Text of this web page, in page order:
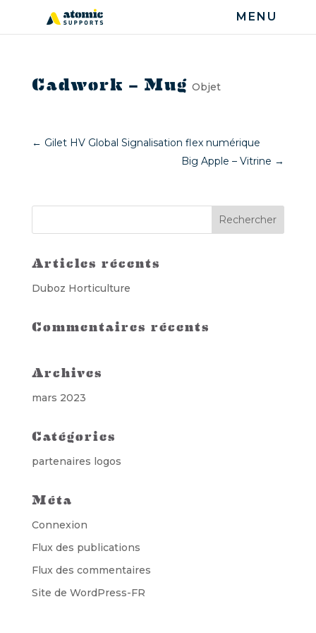
Cadwork – Mug Objet
← Gilet HV Global Signalisation flex numérique
Big Apple – Vitrine →
Articles récents
Duboz Horticulture
Commentaires récents
Archives
mars 2023
Catégories
partenaires logos
Méta
Connexion
Flux des publications
Flux des commentaires
Site de WordPress-FR